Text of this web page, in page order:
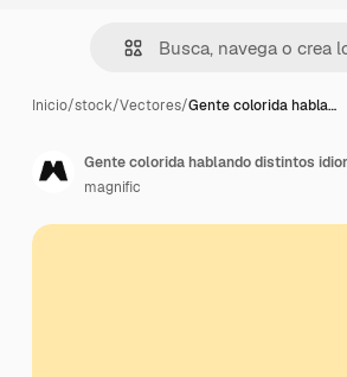
Inicio/stock/Vectores/Gente colorida habla…
Gente colorida hablando distintos
magnific